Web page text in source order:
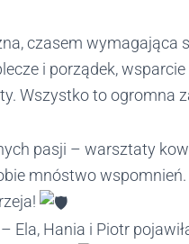
czasem wymagająca
i porządek,
Wszystko to ogromna
pasji – warsztaty
mnóstwo
Hania i Piotr